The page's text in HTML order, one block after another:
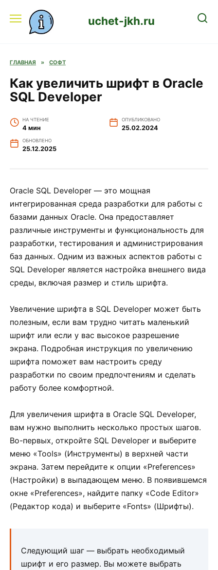
содержанию
uchet-jkh.ru
ГЛАВНАЯ » СОФТ
Как увеличить шрифт в Oracle
SQL Developer
НА ЧТЕНИЕ
4 мин
ОПУБЛИКОВАНО
25.02.2024
ОБНОВЛЕНО
25.12.2025
Oracle SQL Developer — это мощная
интегрированная среда разработки для работы с
базами данных Oracle. Она предоставляет
различные инструменты и функциональность для
разработки, тестирования и администрирования
баз данных. Одним из важных аспектов работы с
SQL Developer является настройка внешнего вида
среды, включая размер и стиль шрифта.
Увеличение шрифта в SQL Developer может быть
полезным, если вам трудно читать маленький
шрифт или если у вас высокое разрешение
экрана. Подробная инструкция по увеличению
шрифта поможет вам настроить среду
разработки по своим предпочтениям и сделать
работу более комфортной.
Для увеличения шрифта в Oracle SQL Developer,
вам нужно выполнить несколько простых шагов.
Во-первых, откройте SQL Developer и выберите
меню «Tools» (Инструменты) в верхней части
экрана. Затем перейдите к опции «Preferences»
(Настройки) в выпадающем меню. В появившемся
окне «Preferences», найдите папку «Code Editor»
(Редактор кода) и выберите «Fonts» (Шрифты).
Следующий шаг — выбрать необходимый
шрифт и его размер. Вы можете выбрать